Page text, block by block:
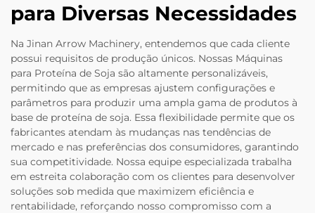
para Diversas Necessidades
Na Jinan Arrow Machinery, entendemos que cada cliente
possui requisitos de produção únicos. Nossas Máquinas
para Proteína de Soja são altamente personalizáveis,
permitindo que as empresas ajustem configurações e
parâmetros para produzir uma ampla gama de produtos à
base de proteína de soja. Essa flexibilidade permite que os
fabricantes atendam às mudanças nas tendências de
mercado e nas preferências dos consumidores, garantindo
sua competitividade. Nossa equipe especializada trabalha
em estreita colaboração com os clientes para desenvolver
soluções sob medida que maximizem eficiência e
rentabilidade, reforçando nosso compromisso com a